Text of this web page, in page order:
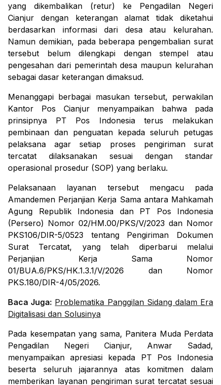
yang dikembalikan (retur) ke Pengadilan Negeri
Cianjur dengan keterangan alamat tidak diketahui
berdasarkan informasi dari desa atau kelurahan.
Namun demikian, pada beberapa pengembalian surat
tersebut belum dilengkapi dengan stempel atau
pengesahan dari pemerintah desa maupun kelurahan
sebagai dasar keterangan dimaksud.
Menanggapi berbagai masukan tersebut, perwakilan
Kantor Pos Cianjur menyampaikan bahwa pada
prinsipnya PT Pos Indonesia terus melakukan
pembinaan dan penguatan kepada seluruh petugas
pelaksana agar setiap proses pengiriman surat
tercatat dilaksanakan sesuai dengan standar
operasional prosedur (SOP) yang berlaku.
Pelaksanaan layanan tersebut mengacu pada
Amandemen Perjanjian Kerja Sama antara Mahkamah
Agung Republik Indonesia dan PT Pos Indonesia
(Persero) Nomor 02/HM.00/PKS/V/2023 dan Nomor
PKS106/DIR-5/0523 tentang Pengiriman Dokumen
Surat Tercatat, yang telah diperbarui melalui
Perjanjian Kerja Sama Nomor
01/BUA.6/PKS/HK.1.3.1/V/2026 dan Nomor
PKS.180/DIR-4/05/2026.
Baca Juga: Problematika Panggilan Sidang dalam Era
Digitalisasi dan Solusinya
Pada kesempatan yang sama, Panitera Muda Perdata
Pengadilan Negeri Cianjur, Anwar Sadad,
menyampaikan apresiasi kepada PT Pos Indonesia
beserta seluruh jajarannya atas komitmen dalam
memberikan layanan pengiriman surat tercatat sesuai